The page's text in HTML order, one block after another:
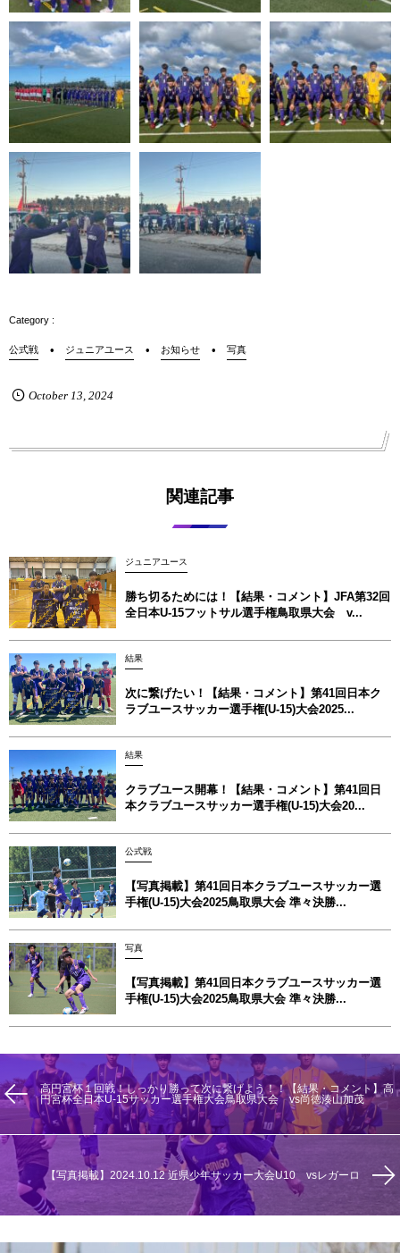
公式戦 ジュニアユース お知らせ 写真
October 13, 2024
関連記事
ジュニアユース
勝ち切るためには！【結果・コメント】JFA第32回
全日本U-15フットサル選手権鳥取県大会 v...
結果
次に繋げたい！【結果・コメント】第41回日本ク
ラブユースサッカー選手権(U-15)大会2025...
結果
クラブユース開幕！【結果・コメント】第41回日
本クラブユースサッカー選手権(U-15)大会20...
公式戦
【写真掲載】第41回日本クラブユースサッカー選
手権(U-15)大会2025鳥取県大会 準々決勝...
写真
【写真掲載】第41回日本クラブユースサッカー選
手権(U-15)大会2025鳥取県大会 準々決勝...
高円宮杯１回戦！しっかり勝って次に繋げよう！！【結果・コメント】高
円宮杯全日本U-15サッカー選手権大会鳥取県大会 vs尚徳湊山加茂
【写真掲載】2024.10.12 近県少年サッカー大会U10 vsレガーロ